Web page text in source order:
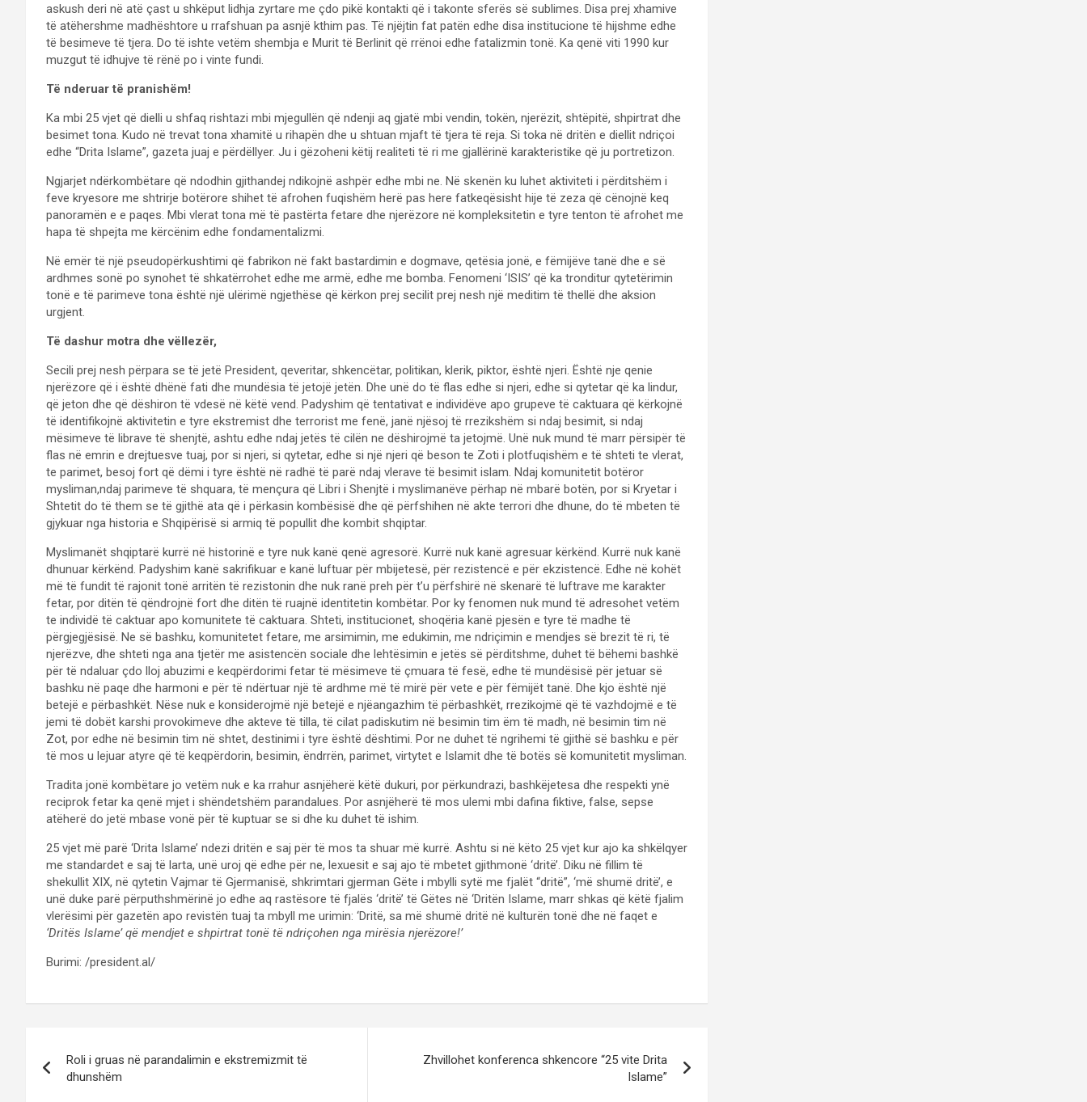
askush deri në atë çast u shkëput lidhja zyrtare me çdo pikë kontakti që i takonte sferës së sublimes. Disa prej xhamive
të atëhershme madhështore u rrafshuan pa asnjë kthim pas. Të njëjtin fat patën edhe disa institucione të hijshme edhe
të besimeve të tjera. Do të ishte vetëm shembja e Murit të Berlinit që rrënoi edhe fatalizmin tonë. Ka qenë viti 1990 kur
muzgut të idhujve të rënë po i vinte fundi.
Të nderuar të pranishëm!
Ka mbi 25 vjet që dielli u shfaq rishtazi mbi mjegullën që ndenji aq gjatë mbi vendin, tokën, njerëzit, shtëpitë, shpirtrat dhe
besimet tona. Kudo në trevat tona xhamitë u rihapën dhe u shtuan mjaft të tjera të reja. Si toka në dritën e diellit ndriçoi
edhe “Drita Islame”, gazeta juaj e përdëllyer. Ju i gëzoheni këtij realiteti të ri me gjallërinë karakteristike që ju portretizon.
Ngjarjet ndërkombëtare që ndodhin gjithandej ndikojnë ashpër edhe mbi ne. Në skenën ku luhet aktiviteti i përditshëm i
feve kryesore me shtrirje botërore shihet të afrohen fuqishëm herë pas here fatkeqësisht hije të zeza që cënojnë keq
panoramën e e paqes. Mbi vlerat tona më të pastërta fetare dhe njerëzore në kompleksitetin e tyre tenton të afrohet me
hapa të shpejta me kërcënim edhe fondamentalizmi.
Në emër të një pseudopërkushtimi që fabrikon në fakt bastardimin e dogmave, qetësia jonë, e fëmijëve tanë dhe e së
ardhmes sonë po synohet të shkatërrohet edhe me armë, edhe me bomba. Fenomeni ‘ISIS’ që ka tronditur qytetërimin
tonë e të parimeve tona është një ulërimë ngjethëse që kërkon prej secilit prej nesh një meditim të thellë dhe aksion
urgjent.
Të dashur motra dhe vëllezër,
Secili prej nesh përpara se të jetë President, qeveritar, shkencëtar, politikan, klerik, piktor, është njeri. Është nje qenie
njerëzore që i është dhënë fati dhe mundësia të jetojë jetën. Dhe unë do të flas edhe si njeri, edhe si qytetar që ka lindur,
që jeton dhe që dëshiron të vdesë në këtë vend. Padyshim që tentativat e individëve apo grupeve të caktuara që kërkojnë
të identifikojnë aktivitetin e tyre ekstremist dhe terrorist me fenë, janë njësoj të rrezikshëm si ndaj besimit, si ndaj
mësimeve të librave të shenjtë, ashtu edhe ndaj jetës të cilën ne dëshirojmë ta jetojmë. Unë nuk mund të marr përsipër të
flas në emrin e drejtuesve tuaj, por si njeri, si qytetar, edhe si një njeri që beson te Zoti i plotfuqishëm e të shteti te vlerat,
te parimet, besoj fort që dëmi i tyre është në radhë të parë ndaj vlerave të besimit islam. Ndaj komunitetit botëror
mysliman,ndaj parimeve të shquara, të mençura që Libri i Shenjtë i myslimanëve përhap në mbarë botën, por si Kryetar i
Shtetit do të them se të gjithë ata që i përkasin kombësisë dhe që përfshihen në akte terrori dhe dhune, do të mbeten të
gjykuar nga historia e Shqipërisë si armiq të popullit dhe kombit shqiptar.
Myslimanët shqiptarë kurrë në historinë e tyre nuk kanë qenë agresorë. Kurrë nuk kanë agresuar kërkënd. Kurrë nuk kanë
dhunuar kërkënd. Padyshim kanë sakrifikuar e kanë luftuar për mbijetesë, për rezistencë e për ekzistencë. Edhe në kohët
më të fundit të rajonit tonë arritën të rezistonin dhe nuk ranë preh për t’u përfshirë në skenarë të luftrave me karakter
fetar, por ditën të qëndrojnë fort dhe ditën të ruajnë identitetin kombëtar. Por ky fenomen nuk mund të adresohet vetëm
te individë të caktuar apo komunitete të caktuara. Shteti, institucionet, shoqëria kanë pjesën e tyre të madhe të
përgjegjësisë. Ne së bashku, komunitetet fetare, me arsimimin, me edukimin, me ndriçimin e mendjes së brezit të ri, të
njerëzve, dhe shteti nga ana tjetër me asistencën sociale dhe lehtësimin e jetës së përditshme, duhet të bëhemi bashkë
për të ndaluar çdo lloj abuzimi e keqpërdorimi fetar të mësimeve të çmuara të fesë, edhe të mundësisë për jetuar së
bashku në paqe dhe harmoni e për të ndërtuar një të ardhme më të mirë për vete e për fëmijët tanë. Dhe kjo është një
betejë e përbashkët. Nëse nuk e konsiderojmë një betejë e njëangazhim të përbashkët, rrezikojmë që të vazhdojmë e të
jemi të dobët karshi provokimeve dhe akteve të tilla, të cilat padiskutim në besimin tim ëm të madh, në besimin tim në
Zot, por edhe në besimin tim në shtet, destinimi i tyre është dështimi. Por ne duhet të ngrihemi të gjithë së bashku e për
të mos u lejuar atyre që të keqpërdorin, besimin, ëndrrën, parimet, virtytet e Islamit dhe të botës së komunitetit mysliman.
Tradita jonë kombëtare jo vetëm nuk e ka rrahur asnjëherë këtë dukuri, por përkundrazi, bashkëjetesa dhe respekti ynë
reciprok fetar ka qenë mjet i shëndetshëm parandalues. Por asnjëherë të mos ulemi mbi dafina fiktive, false, sepse
atëherë do jetë mbase vonë për të kuptuar se si dhe ku duhet të ishim.
25 vjet më parë ‘Drita Islame’ ndezi dritën e saj për të mos ta shuar më kurrë. Ashtu si në këto 25 vjet kur ajo ka shkëlqyer
me standardet e saj të larta, unë uroj që edhe për ne, lexuesit e saj ajo të mbetet gjithmonë ‘dritë’. Diku në fillim të
shekullit XIX, në qytetin Vajmar të Gjermanisë, shkrimtari gjerman Gëte i mbylli sytë me fjalët “dritë”, ‘më shumë dritë’, e
unë duke parë përputhshmërinë jo edhe aq rastësore të fjalës ‘dritë’ të Gëtes në ‘Dritën Islame, marr shkas që këtë fjalim
vlerësimi për gazetën apo revistën tuaj ta mbyll me urimin: ‘Dritë, sa më shumë dritë në kulturën tonë dhe në faqet e
‘Dritës Islame’ që mendjet e shpirtrat tonë të ndriçohen nga mirësia njerëzore!’
Burimi: /president.al/
navigation
Roli i gruas në parandalimin e ekstremizmit të
dhunshëm
Zhvillohet konferenca shkencore “25 vite Drita
Islame”